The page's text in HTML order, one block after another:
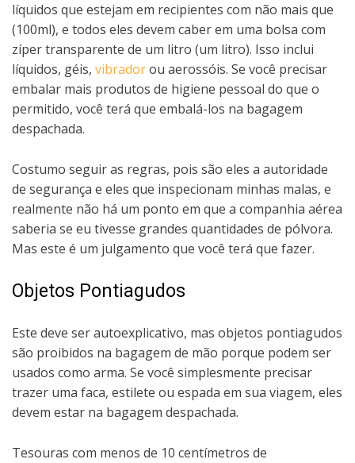
líquidos que estejam em recipientes com não mais que
(100ml), e todos eles devem caber em uma bolsa com
zíper transparente de um litro (um litro). Isso inclui
líquidos, géis, vibradorou aerossóis. Se você precisar
embalar mais produtos de higiene pessoal do que o
permitido, você terá que embalá-los na bagagem
despachada.
Costumo seguir as regras, pois são eles a autoridade
de segurança e eles que inspecionam minhas malas, e
realmente não há um ponto em que a companhia aérea
saberia se eu tivesse grandes quantidades de pólvora.
Mas este é um julgamento que você terá que fazer.
Objetos Pontiagudos
Este deve ser autoexplicativo, mas objetos pontiagudos
são proibidos na bagagem de mão porque podem ser
usados ​​como arma. Se você simplesmente precisar
trazer uma faca, estilete ou espada em sua viagem, eles
devem estar na bagagem despachada.
Tesouras com menos de 10 centímetros de